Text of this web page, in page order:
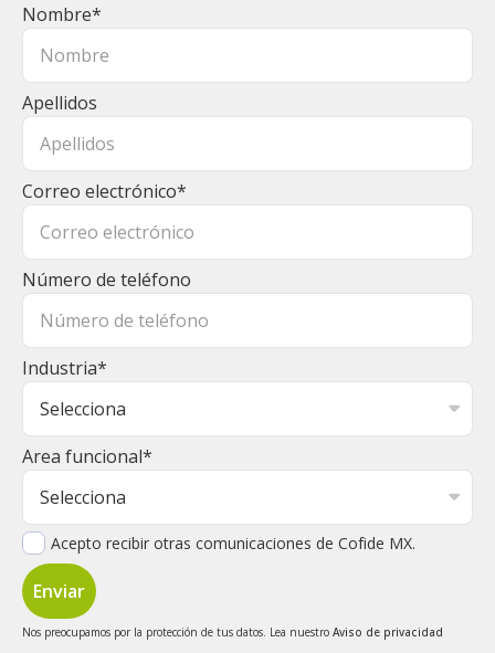
Nombre*
Apellidos
Correo electrónico*
Número de teléfono
Industria*
Area funcional*
Acepto recibir otras comunicaciones de Cofide MX.
Nos preocupamos por la protección de tus datos. Lea nuestro Aviso de privacidad